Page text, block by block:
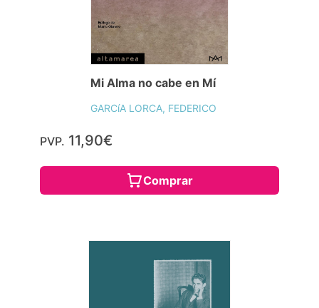
Mi Alma no cabe en Mí
GARCíA LORCA, FEDERICO
PVP. 11,90€
Comprar